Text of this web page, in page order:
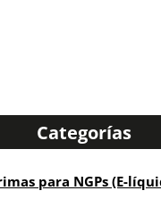
Categorías
para NGPs (E-